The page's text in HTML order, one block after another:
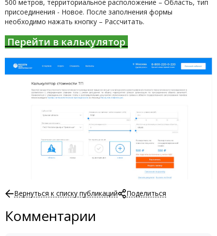
500 метров, территориальное расположение – Область, тип
присоединения - Новое. После заполнения формы
необходимо нажать кнопку – Рассчитать.
Перейти в калькулятор
Вернуться к списку публикаций Поделиться
Комментарии